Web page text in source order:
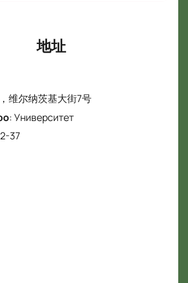
寻常的东西的公主。 无论年轻人如何努
他们都无法超越这位可怜的艺术家。 他
是照片栩栩如生的时间。
个令人难以置信的童话”是儿童的节日
我们的网站上购买“可能令人难以置
门票。 你想看看马戏艺术的最佳代表
地址
维尔纳茨基大街7号
:Университет
37